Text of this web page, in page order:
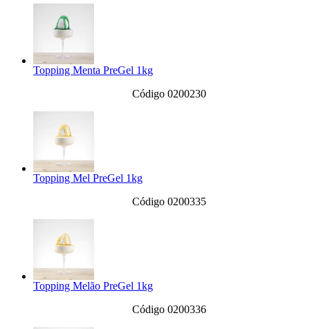
Topping Menta PreGel 1kg
Código 0200230
Topping Mel PreGel 1kg
Código 0200335
Topping Melão PreGel 1kg
Código 0200336